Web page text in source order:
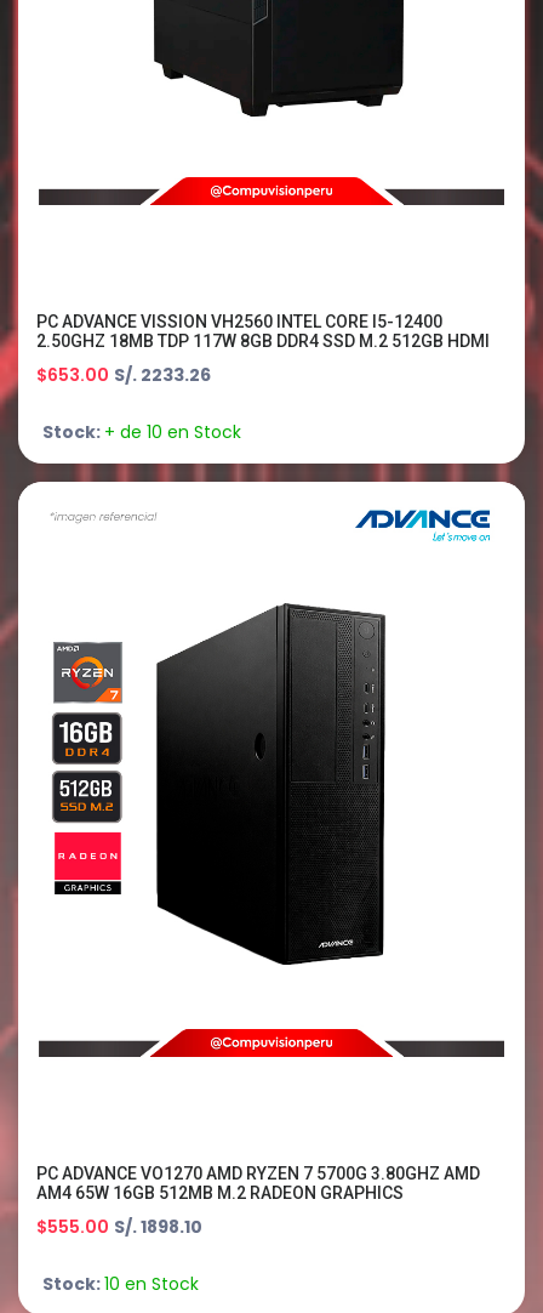
PC ADVANCE VISSION VH2560 INTEL CORE I5-12400
2.50GHZ 18MB TDP 117W 8GB DDR4 SSD M.2 512GB HDMI
$653.00 S/. 2233.26
Stock: + de 10 en Stock
PC ADVANCE VO1270 AMD RYZEN 7 5700G 3.80GHZ AMD
AM4 65W 16GB 512MB M.2 RADEON GRAPHICS
$555.00 S/. 1898.10
Stock:10 en Stock